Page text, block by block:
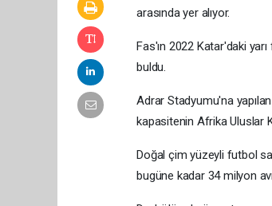
arasında yer alıyor.
Fas'ın 2022 Katar'daki
buldu.
Adrar Stadyumu'na yapılan
kapasitenin Afrika Uluslar
Doğal çim yüzeyli futbol
bugüne kadar 34 milyon